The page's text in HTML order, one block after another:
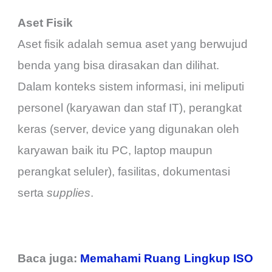
Aset Fisik
Aset fisik adalah semua aset yang berwujud
benda yang bisa dirasakan dan dilihat.
Dalam konteks sistem informasi, ini meliputi
personel (karyawan dan staf IT), perangkat
keras (server, device yang digunakan oleh
karyawan baik itu PC, laptop maupun
perangkat seluler), fasilitas, dokumentasi
sertasupplies.
Baca juga: Memahami Ruang Lingkup ISO